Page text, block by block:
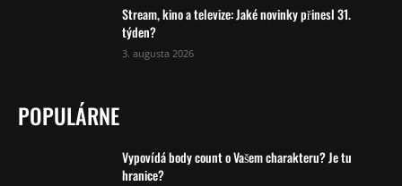
Stream, kino a televize: Jaké novinky přinesl 31.
týden?
3. augusta 2026
POPULÁRNE
Vypovídá body count o Vašem charakteru? Je tu
hranice?